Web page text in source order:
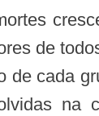
de
cada